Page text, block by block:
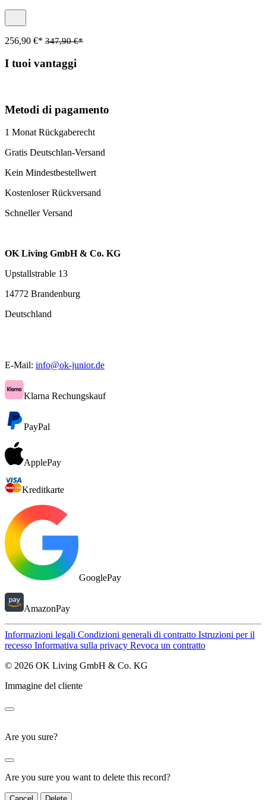
256,90 €* 347,90 €*
I tuoi vantaggi
Metodi di pagamento
1 Monat Rückgaberecht
Gratis Deutschlan-Versand
Kein Mindestbestellwert
Kostenloser Rückversand
Schneller Versand
OK Living GmbH & Co. KG
Upstallstrable 13
14772 Brandenburg
Deutschland
E-Mail: info@ok-junior.de
Klarna Rechungskauf
PayPal
ApplePay
Kreditkarte
GooglePay
AmazonPay
Informazioni legali Condizioni generali di contratto Istruzioni per il
recesso Informativa sulla privacy Revoca un contratto
© 2026 OK Living GmbH & Co. KG
Immagine del cliente
Are you sure?
Are you sure you want to delete this record?